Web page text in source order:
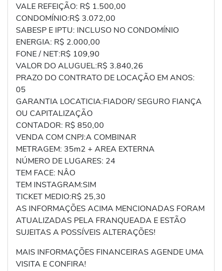
VALE REFEIÇÃO: R$ 1.500,00
CONDOMÍNIO:R$ 3.072,00
SABESP E IPTU: INCLUSO NO CONDOMÍNIO
ENERGIA: R$ 2.000,00
FONE / NET:R$ 109,90
VALOR DO ALUGUEL:R$ 3.840,26
PRAZO DO CONTRATO DE LOCAÇÃO EM ANOS:
05
GARANTIA LOCATICIA:FIADOR/ SEGURO FIANÇA
OU CAPITALIZAÇÃO
CONTADOR: R$ 850,00
VENDA COM CNPJ:A COMBINAR
METRAGEM: 35m2 + AREA EXTERNA
NÚMERO DE LUGARES: 24
TEM FACE: NÂO
TEM INSTAGRAM:SIM
TICKET MEDIO:R$ 25,30
AS INFORMAÇÕES ACIMA MENCIONADAS FORAM
ATUALIZADAS PELA FRANQUEADA E ESTÃO
SUJEITAS A POSSÍVEIS ALTERAÇÕES!
MAIS INFORMAÇÕES FINANCEIRAS AGENDE UMA
VISITA E CONFIRA!